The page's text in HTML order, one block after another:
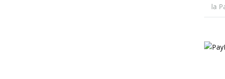
la